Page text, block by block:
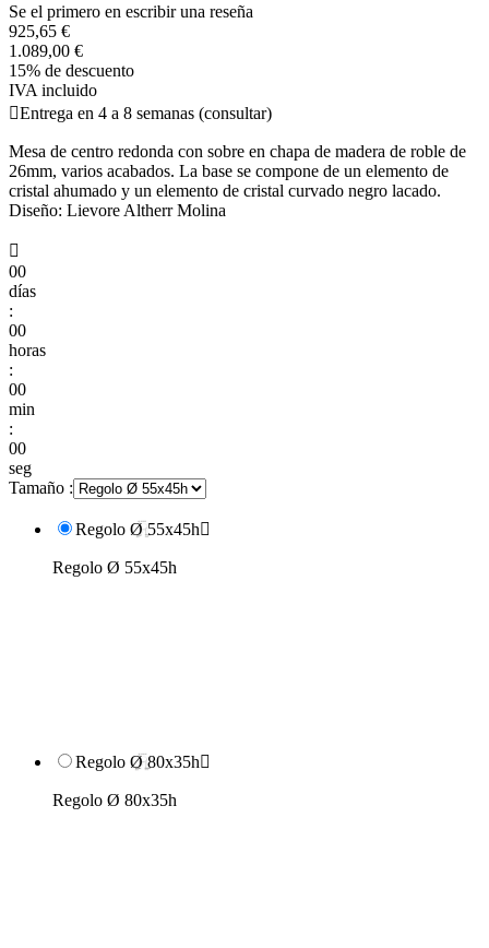
Se el primero en escribir una reseña
925,65 €
1.089,00 €
15% de descuento
IVA incluido
Entrega en 4 a 8 semanas (consultar)
Mesa de centro redonda con sobre en chapa de madera de roble de
26mm, varios acabados. La base se compone de un elemento de
cristal ahumado y un elemento de cristal curvado negro lacado.
Diseño: Lievore Altherr Molina

00
días
:
00
horas
:
00
min
:
00
seg
Tamaño :
Regolo Ø 55x45h
Regolo Ø 55x45h
Regolo Ø 80x35h
Regolo Ø 80x35h